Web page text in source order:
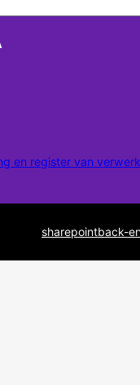
en register van
sharepointback-